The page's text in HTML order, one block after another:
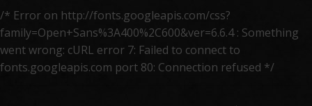
/* Error on http://fonts.googleapis.com/css?
family=Open+Sans%3A400%2C600&ver=6.6.4 : Something
went wrong: cURL error 7: Failed to connect to
fonts.googleapis.com port 80: Connection refused */